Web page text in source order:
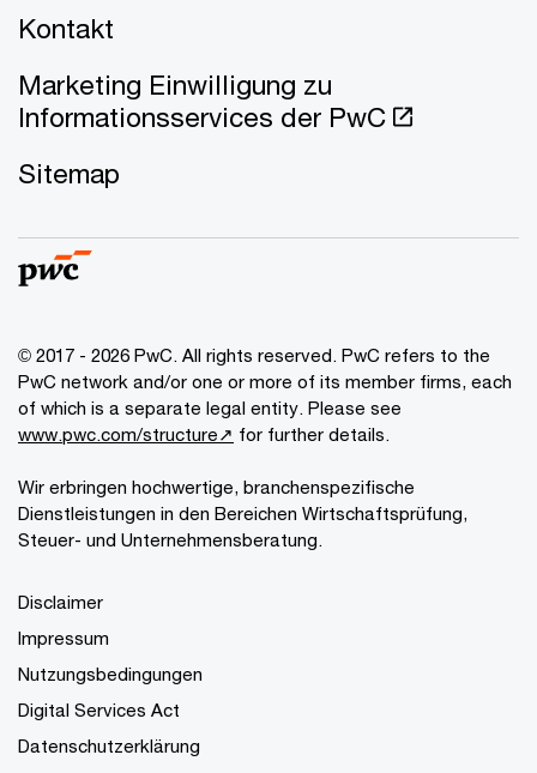
Kontakt
Marketing Einwilligung zu
Informationsservices der PwC
Sitemap
© 2017 - 2026 PwC. All rights reserved. PwC refers to the
PwC network and/or one or more of its member firms, each
of which is a separate legal entity. Please see
www.pwc.com/structure↗ for further details.
Wir erbringen hochwertige, branchenspezifische
Dienstleistungen in den Bereichen Wirtschaftsprüfung,
Steuer- und Unternehmensberatung.
Disclaimer
Impressum
Nutzungsbedingungen
Digital Services Act
Datenschutzerklärung